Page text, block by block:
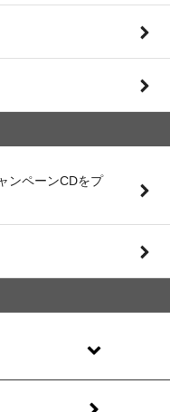
ンペーンCDをプ